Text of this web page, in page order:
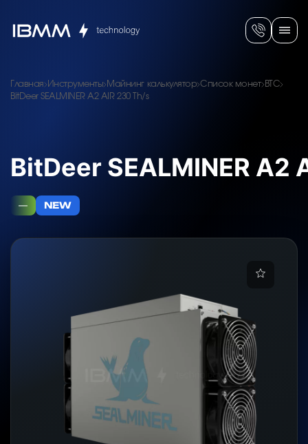
Главная Инструменты Майнинг калькулятор Список монет BTC
BitDeer SEALMINER A2 AIR 230 Th/s
BitDeer SEALMINER A2
— NEW